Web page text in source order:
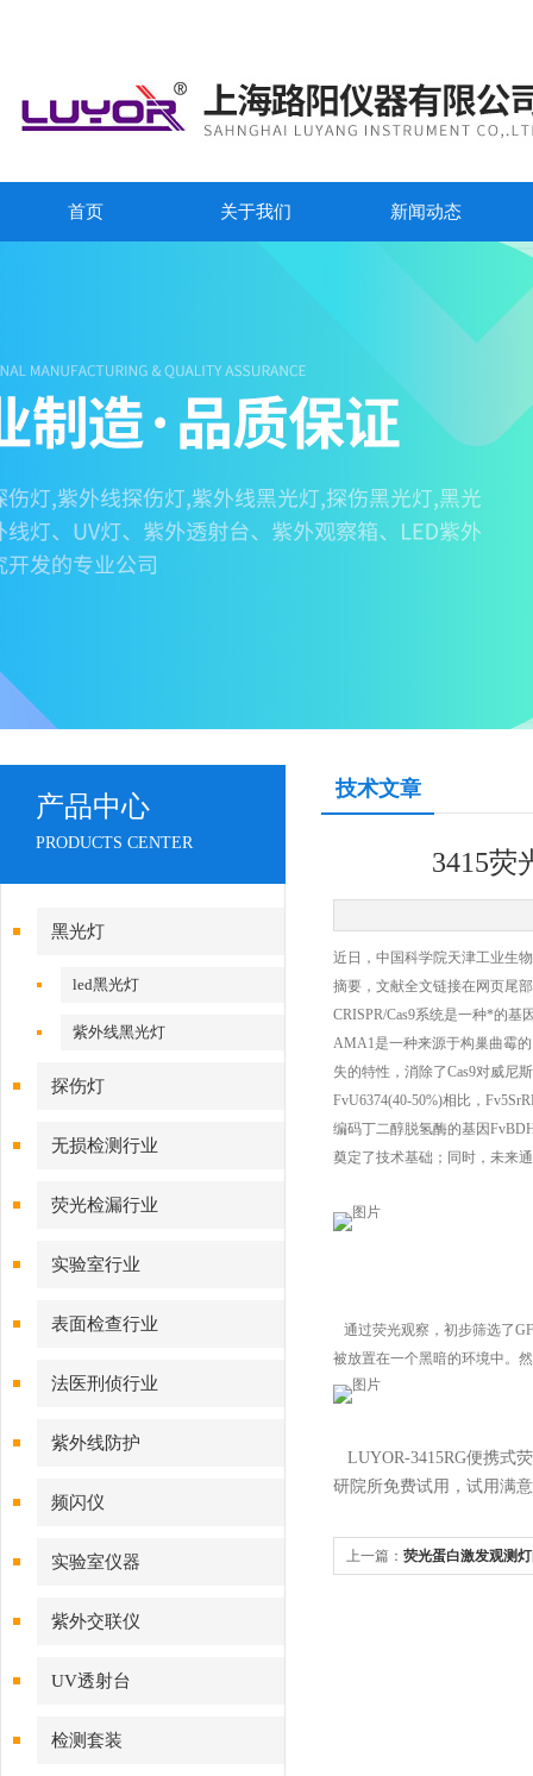
首页 关于我们 新闻动态
产品中心
PRODUCTS CENTER
黑光灯
led黑光灯
紫外线黑光灯
探伤灯
无损检测行业
荧光检漏行业
实验室行业
表面检查行业
法医刑侦行业
紫外线防护
频闪仪
实验室仪器
紫外交联仪
UV透射台
检测套装
技术文章
3415荧
近日，中国科学院天津工业生
摘要，文献全文链接在网页尾部
CRISPR/Cas9系统是一种*的
AMA1是一种来源于构巢曲霉
失的特性，消除了Cas9对威尼
FvU6374(40-50%)相比，
编码丁二醇脱氢酶的基因
奠定了技术基础；同时，未来
通过荧光观察，初步筛选了
被放置在一个黑暗的环境中。
LUYOR-3415RG便携式
研院所免费试用，试用满
上一篇： 荧光蛋白激发观测